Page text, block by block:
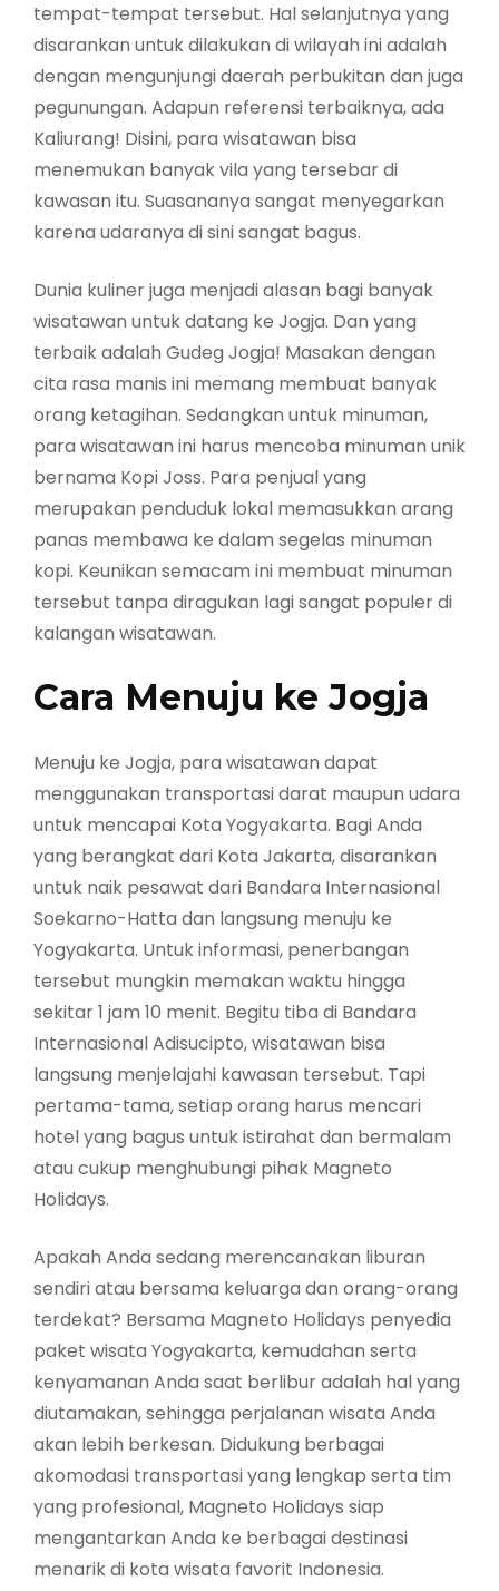
tempat-tempat tersebut. Hal selanjutnya yang
disarankan untuk dilakukan di wilayah ini adalah
dengan mengunjungi daerah perbukitan dan juga
pegunungan. Adapun referensi terbaiknya, ada
Kaliurang! Disini, para wisatawan bisa
menemukan banyak vila yang tersebar di
kawasan itu. Suasananya sangat menyegarkan
karena udaranya di sini sangat bagus.
Dunia kuliner juga menjadi alasan bagi banyak
wisatawan untuk datang ke Jogja. Dan yang
terbaik adalah Gudeg Jogja! Masakan dengan
cita rasa manis ini memang membuat banyak
orang ketagihan. Sedangkan untuk minuman,
para wisatawan ini harus mencoba minuman unik
bernama Kopi Joss. Para penjual yang
merupakan penduduk lokal memasukkan arang
panas membawa ke dalam segelas minuman
kopi. Keunikan semacam ini membuat minuman
tersebut tanpa diragukan lagi sangat populer di
kalangan wisatawan.
Cara Menuju ke Jogja
Menuju ke Jogja, para wisatawan dapat
menggunakan transportasi darat maupun udara
untuk mencapai Kota Yogyakarta. Bagi Anda
yang berangkat dari Kota Jakarta, disarankan
untuk naik pesawat dari Bandara Internasional
Soekarno-Hatta dan langsung menuju ke
Yogyakarta. Untuk informasi, penerbangan
tersebut mungkin memakan waktu hingga
sekitar 1 jam 10 menit. Begitu tiba di Bandara
Internasional Adisucipto, wisatawan bisa
langsung menjelajahi kawasan tersebut. Tapi
pertama-tama, setiap orang harus mencari
hotel yang bagus untuk istirahat dan bermalam
atau cukup menghubungi pihak Magneto
Holidays.
Apakah Anda sedang merencanakan liburan
sendiri atau bersama keluarga dan orang-orang
terdekat? Bersama Magneto Holidays penyedia
paket wisata Yogyakarta, kemudahan serta
kenyamanan Anda saat berlibur adalah hal yang
diutamakan, sehingga perjalanan wisata Anda
akan lebih berkesan. Didukung berbagai
akomodasi transportasi yang lengkap serta tim
yang profesional, Magneto Holidays siap
mengantarkan Anda ke berbagai destinasi
menarik di kota wisata favorit Indonesia.